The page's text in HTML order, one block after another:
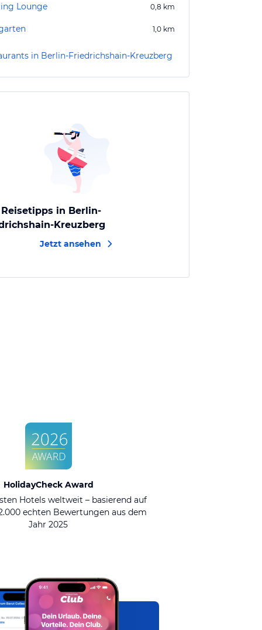
Lounge 0,8 km
1,0 km
in Berlin-Friedrichshain-Kreuzberg
in Berlin-
Kreuzberg
Jetzt ansehen
HolidayCheck Award
Hotels weltweit – basierend auf
echten Bewertungen aus dem
Jahr 2025